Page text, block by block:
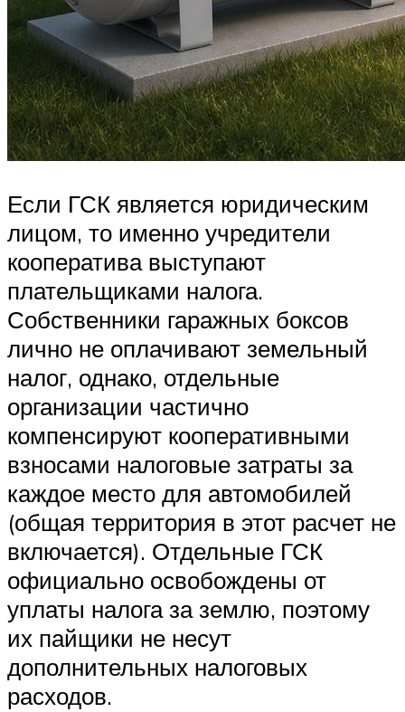
Если ГСК является юридическим
лицом, то именно учредители
кооператива выступают
плательщиками налога.
Собственники гаражных боксов
лично не оплачивают земельный
налог, однако, отдельные
организации частично
компенсируют кооперативными
взносами налоговые затраты за
каждое место для автомобилей
(общая территория в этот расчет не
включается). Отдельные ГСК
официально освобождены от
уплаты налога за землю, поэтому
их пайщики не несут
дополнительных налоговых
расходов.